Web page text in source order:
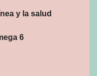
y la salud
6